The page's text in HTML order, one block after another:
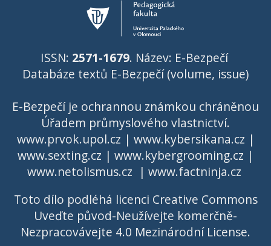
ISSN: 2571-1679. Název: E-Bezpečí
Databáze textů E-Bezpečí (volume, issue)
E-Bezpečí je ochrannou známkou chráněnou
Úřadem průmyslového vlastnictví.
www.prvok.upol.cz | www.kybersikana.cz |
www.sexting.cz | www.kybergrooming.cz |
www.netolismus.cz | www.factninja.cz
Toto dílo podléhá licenci Creative Commons
Uveďte původ-Neužívejte komerčně-
Nezpracovávejte 4.0 Mezinárodní License.